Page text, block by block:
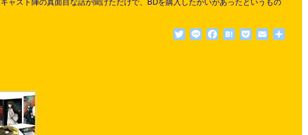
ャスト陣の真面目な話が聞けただけで、BDを購入したかいがあったというもの
TwitterLine Facebook
HatenaPocketEmail